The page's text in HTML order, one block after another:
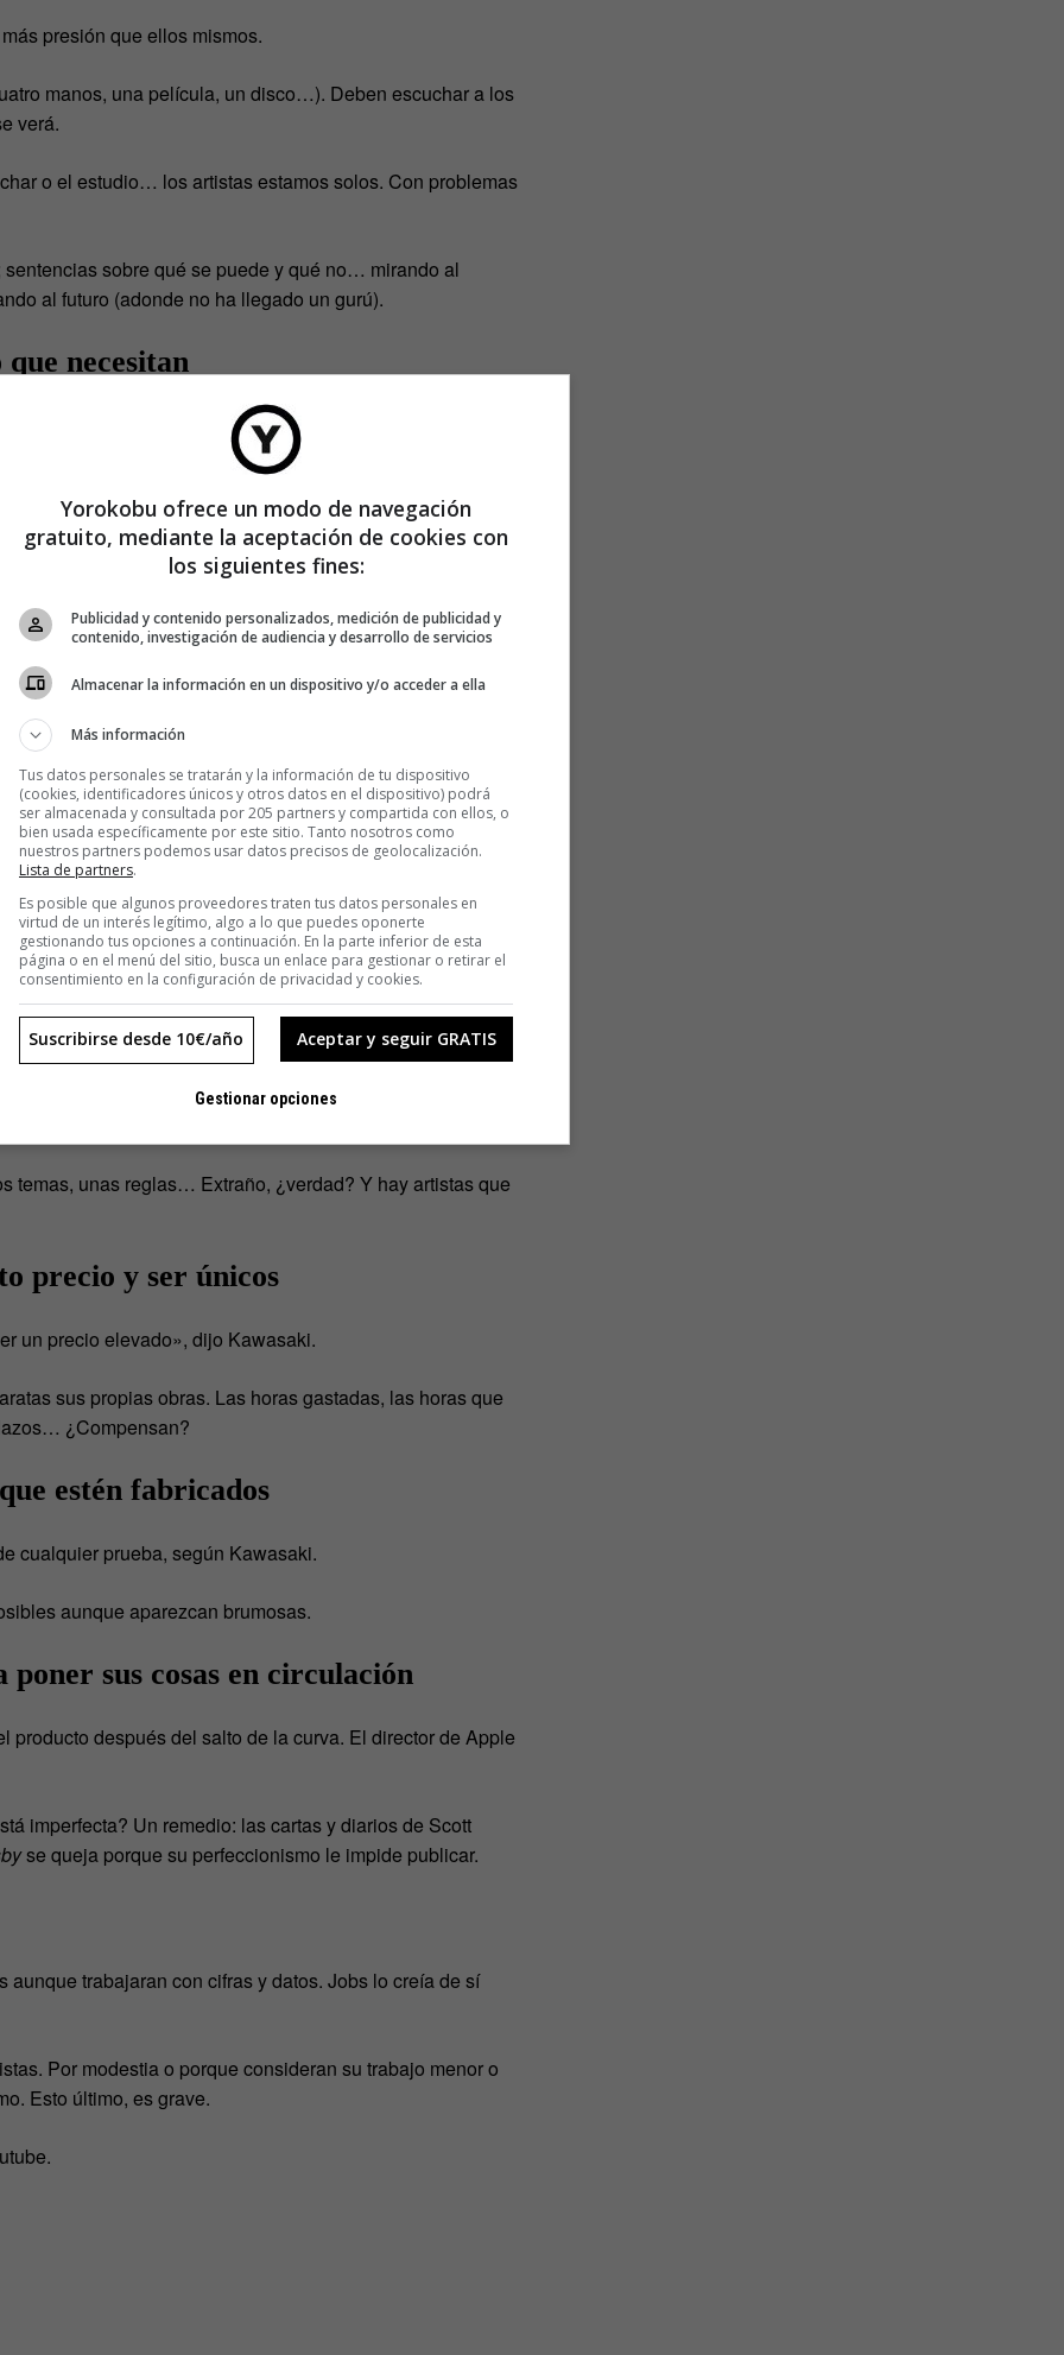
presión que ellos mismos.
manos, una película, un disco…). Deben escuchar a los
verá.
o el estudio… los artistas estamos solos. Con problemas
sobre qué se puede y qué no… mirando al
al futuro (adonde no ha llegado un gurú).
necesitan
que se lo enseñas», dijo Jobs.
verdad. De repente, el público se siente fascinado con algo
no recuerda a nada de lo que hay o que recupera un
dijo Kawasaki. Jobs no quería que el Iphone tuviera
Lindelof con Lost, rompiendo convenciones sobre la
cambios
cuya resolución trae mejoras.
el público… Y el propio arte. Los obstáculos impuestos por
saltárselos.
sea necesario», dijo Jobs.
temas, unas reglas… Extraño, ¿verdad? Y hay artistas que
precio y ser únicos
un precio elevado», dijo Kawasaki.
sus propias obras. Las horas gastadas, las horas que
¿Compensan?
estén fabricados
cualquier prueba, según Kawasaki.
aunque aparezcan brumosas.
poner sus cosas en circulación
después del salto de la curva. El director de Apple
imperfecta? Un remedio: las cartas y diarios de Scott
se queja porque su perfeccionismo le impide publicar.
trabajaran con cifras y datos. Jobs lo creía de sí
Por modestia o porque consideran su trabajo menor o
Esto último, es grave.
Yorokobu ofrece un modo de navegación
gratuito, mediante la aceptación de cookies con
los siguientes fines:
Publicidad y contenido personalizados, medición de publicidad y
contenido, investigación de audiencia y desarrollo de servicios
Almacenar la información en un dispositivo y/o acceder a ella
Más información
Tus datos personales se tratarán y la información de tu dispositivo
(cookies, identificadores únicos y otros datos en el dispositivo) podrá
ser almacenada y consultada por 205 partners y compartida con ellos, o
bien usada específicamente por este sitio. Tanto nosotros como
nuestros partners podemos usar datos precisos de geolocalización.
Lista de partners.
Es posible que algunos proveedores traten tus datos personales en
virtud de un interés legítimo, algo a lo que puedes oponerte
gestionando tus opciones a continuación. En la parte inferior de esta
página o en el menú del sitio, busca un enlace para gestionar o retirar el
consentimiento en la configuración de privacidad y cookies.
Aceptar y seguir GRATIS
Suscribirse desde 10€/año
Gestionar opciones